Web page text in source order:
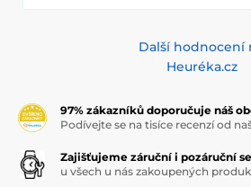
Další hodnocení
Heuréka.cz
97% zákazníků doporučuje náš
Podívejte se na tisíce recenzí od
Zajišťujeme záruční i pozáruční
u všech u nás zakoupených